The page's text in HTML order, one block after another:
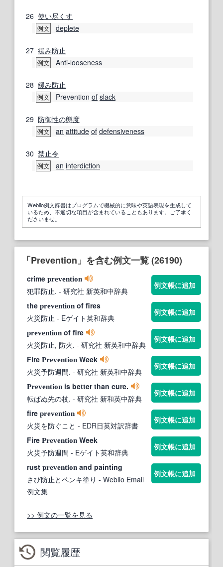
26 使い尽くす
例文 deplete
27 緩み防止
例文 Anti-looseness
28 緩み防止
例文 Prevention of slack
29 防御性の態度
例文 an attitude of defensiveness
30 禁止令
例文 an interdiction
Weblio例文辞書はプログラムで機械的に意味や英語表現を生成して
いるため、不適切な項目が含まれていることもあります。ご了承く
ださいませ。
「Prevention」を含む例文一覧 (26190)
crime prevention
犯罪防止. - 研究社 新英和中辞典
例文帳に追加
the prevention of fires
火災防止 - Eゲイト英和辞典
例文帳に追加
prevention of fire
火災防止, 防火. - 研究社 新英和中辞典
例文帳に追加
Fire Prevention Week
火災予防週間. - 研究社 新英和中辞典
例文帳に追加
Prevention is better than cure.
転ばぬ先の杖. - 研究社 新和英中辞典
例文帳に追加
fire prevention
火災を防ぐこと - EDR日英対訳辞書
例文帳に追加
Fire Prevention Week
火災予防週間 - Eゲイト英和辞典
例文帳に追加
rust prevention and painting
さび防止とペンキ塗り - Weblio Email
例文集
例文帳に追加
>> 例文の一覧を見る
閲覧履歴